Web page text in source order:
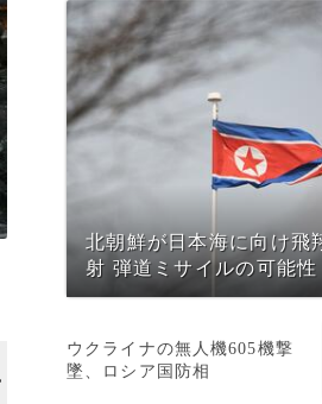
北朝鮮が日本海に向け飛
射 弾道ミサイルの可能性
ウクライナの無人機605機撃
墜、ロシア国防相